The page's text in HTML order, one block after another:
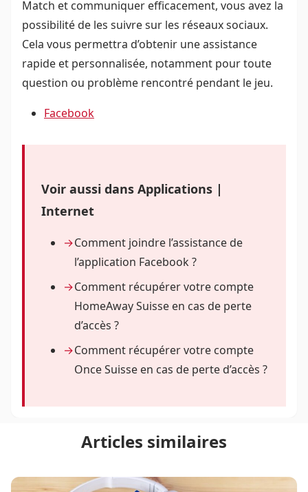
Match et communiquer efficacement, vous avez la
possibilité de les suivre sur les réseaux sociaux.
Cela vous permettra d’obtenir une assistance
rapide et personnalisée, notamment pour toute
question ou problème rencontré pendant le jeu.
Facebook
Voir aussi dans Applications |
Internet
Comment joindre l’assistance de
l’application Facebook ?
Comment récupérer votre compte
HomeAway Suisse en cas de perte
d’accès ?
Comment récupérer votre compte
Once Suisse en cas de perte d’accès ?
Articles similaires